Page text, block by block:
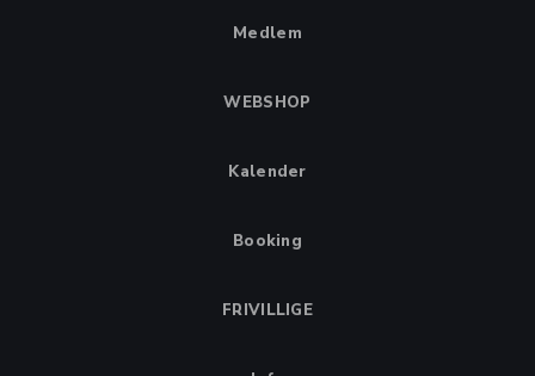
Medlem
WEBSHOP
Kalender
Booking
FRIVILLIGE